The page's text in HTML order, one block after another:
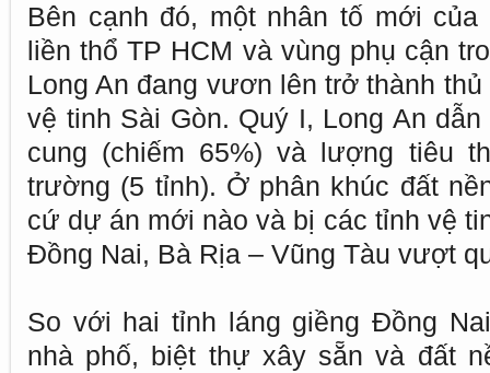
Bên cạnh đó, một nhân tố mới
liền thổ TP HCM và vùng phụ cận
Long An đang vươn lên trở thành
vệ tinh Sài Gòn. Quý I, Long An
cung (chiếm 65%) và lượng tiêu
trường (5 tỉnh). Ở phân khúc đất
cứ dự án mới nào và bị các tỉnh vệ
Đồng Nai, Bà Rịa – Vũng Tàu vượt
So với hai tỉnh láng giềng Đồng
nhà phố, biệt thự xây sẵn và đất